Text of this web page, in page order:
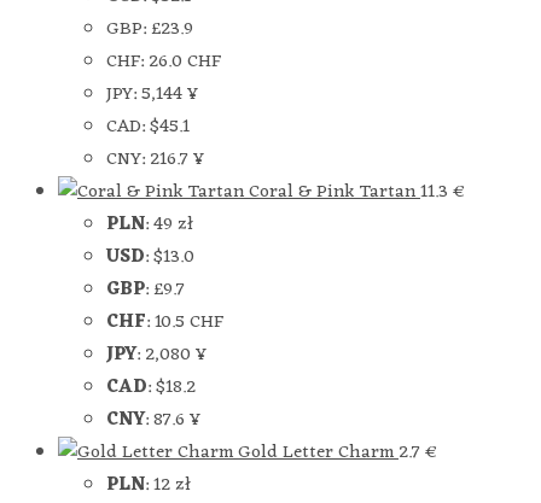
GBP:£23.9
CHF:26.0 CHF
JPY:5,144 ¥
CAD:$45.1
CNY:216.7 ¥
Coral & Pink Tartan11.3€
PLN:49 zł
USD:$13.0
GBP:£9.7
CHF:10.5 CHF
JPY:2,080 ¥
CAD:$18.2
CNY:87.6 ¥
Gold Letter Charm2.7€
PLN:12 zł